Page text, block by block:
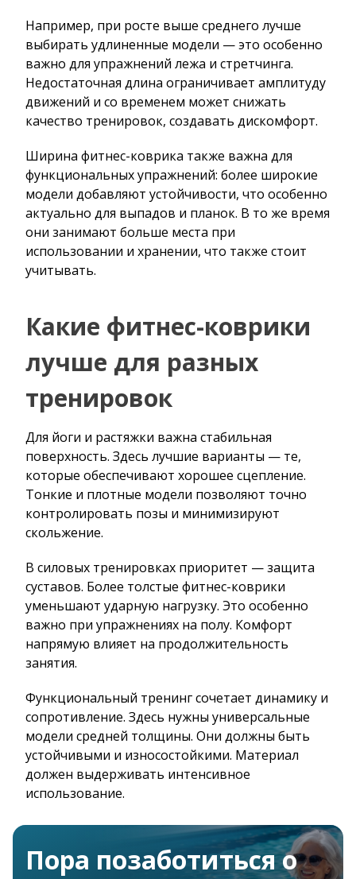
Например, при росте выше среднего лучше
выбирать удлиненные модели — это особенно
важно для упражнений лежа и стретчинга.
Недостаточная длина ограничивает амплитуду
движений и со временем может снижать
качество тренировок, создавать дискомфорт.
Ширина фитнес-коврика также важна для
функциональных упражнений: более широкие
модели добавляют устойчивости, что особенно
актуально для выпадов и планок. В то же время
они занимают больше места при
использовании и хранении, что также стоит
учитывать.
Какие фитнес-коврики
лучше для разных
тренировок
Для йоги и растяжки важна стабильная
поверхность. Здесь лучшие варианты — те,
которые обеспечивают хорошее сцепление.
Тонкие и плотные модели позволяют точно
контролировать позы и минимизируют
скольжение.
В силовых тренировках приоритет — защита
суставов. Более толстые фитнес-коврики
уменьшают ударную нагрузку. Это особенно
важно при упражнениях на полу. Комфорт
напрямую влияет на продолжительность
занятия.
Функциональный тренинг сочетает динамику и
сопротивление. Здесь нужны универсальные
модели средней толщины. Они должны быть
устойчивыми и износостойкими. Материал
должен выдерживать интенсивное
использование.
Пора позаботиться о